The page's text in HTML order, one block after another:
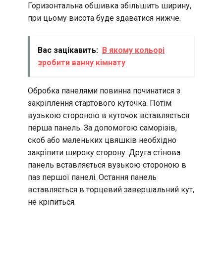
Горизонтальна обшивка збільшить ширину,
при цьому висота буде здаватися нижче.
Вас зацікавить: В якому кольорі
зробити ванну кімнату
Обробка панелями повинна починатися з
закріплення стартового куточка. Потім
вузькою стороною в куточок вставляється
перша панель. За допомогою саморізів,
скоб або маленьких цвяшків необхідно
закріпити широку сторону. Друга стінова
панель вставляється вузькою стороною в
паз першої панелі. Остання панель
вставляється в торцевий завершальний кут,
не кріпиться.